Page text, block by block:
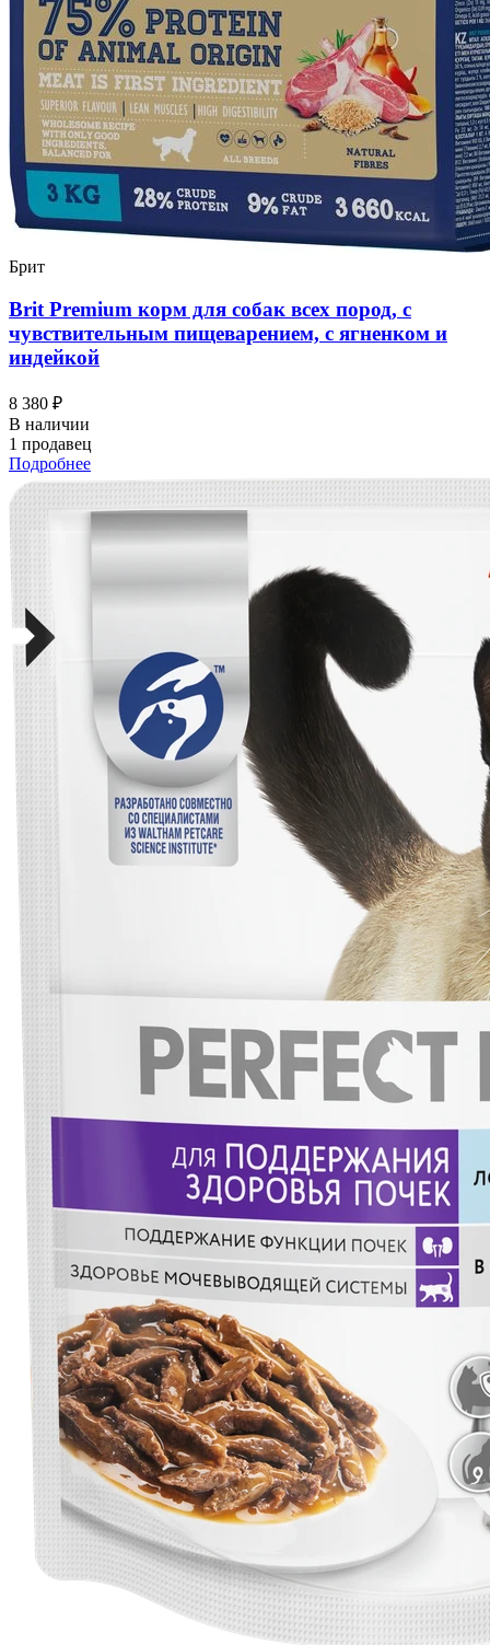
Брит
Brit Premium корм для собак всех пород, с
чувствительным пищеварением, с ягненком и
индейкой
8 380 ₽
В наличии
1 продавец
Подробнее